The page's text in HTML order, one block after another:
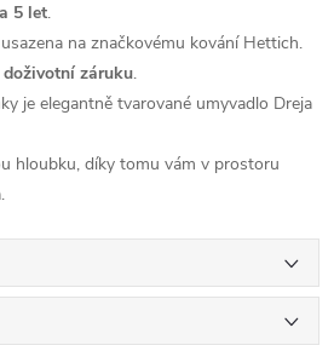
5 let.
na značkovému kování Hettich.
záruku.
je elegantně tvarované umyvadlo Dreja
hloubku, díky tomu vám v prostoru